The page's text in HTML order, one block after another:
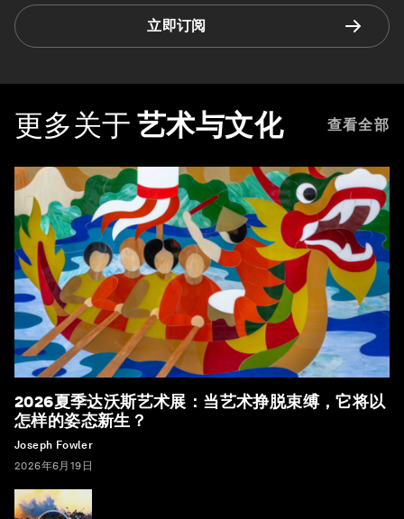
立即订阅
更多关于 艺术与文化 查看全部
2026夏季达沃斯艺术展：当艺术挣脱束缚，它将以
怎样的姿态新生？
Joseph Fowler
2026年6月19日